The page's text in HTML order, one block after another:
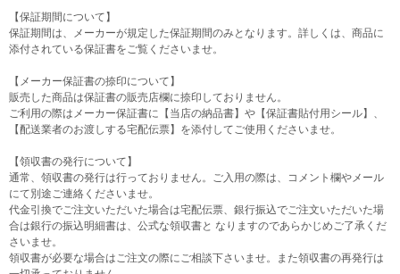
【保証期間について】
保証期間は、メーカーが規定した保証期間のみとなります。詳しくは、商品に
添付されている保証書をご覧くださいませ。
【メーカー保証書の捺印について】
販売した商品は保証書の販売店欄に捺印しておりません。
ご利用の際はメーカー保証書に【当店の納品書】や【保証書貼付用シール】、
【配送業者のお渡しする宅配伝票】を添付してご使用くださいませ。
【領収書の発行について】
通常、領収書の発行は行っておりません。ご入用の際は、コメント欄やメール
にて別途ご連絡くださいませ。
代金引換でご注文いただいた場合は宅配伝票、銀行振込でご注文いただいた場
合は銀行の振込明細書は、公式な領収書と なりますのであらかじめご了承くだ
さいませ。
領収書が必要な場合はご注文の際にご相談下さいませ。また領収書の再発行は